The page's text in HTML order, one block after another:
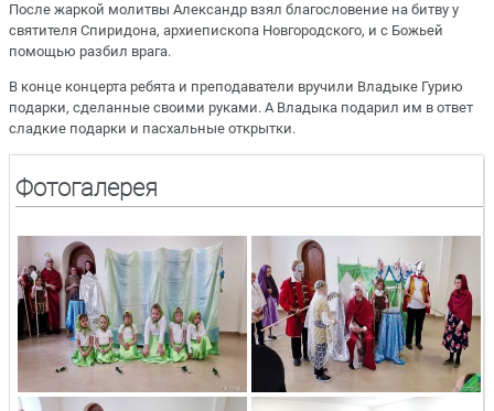
После жаркой молитвы Александр взял благословение на битву у
святителя Спиридона, архиепископа Новгородского, и с Божьей
помощью разбил врага.
В конце концерта ребята и преподаватели вручили Владыке Гурию
подарки, сделанные своими руками. А Владыка подарил им в ответ
сладкие подарки и пасхальные открытки.
Фотогалерея